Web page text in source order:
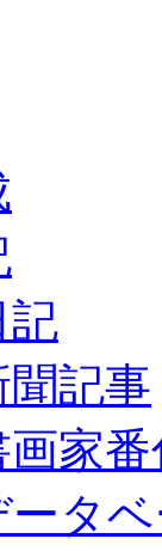
記
記事
家
タ